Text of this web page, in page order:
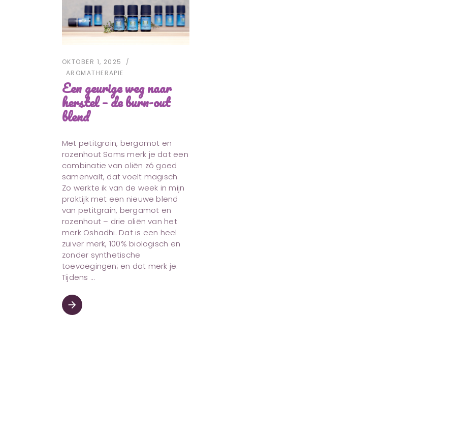
OKTOBER 1, 2025
AROMATHERAPIE
Een geurige weg naar
herstel – de burn-out
blend
Met petitgrain, bergamot en
rozenhout Soms merk je dat een
combinatie van oliën zó goed
samenvalt, dat voelt magisch.
Zo werkte ik van de week in mijn
praktijk met een nieuwe blend
van petitgrain, bergamot en
rozenhout – drie oliën van het
merk Oshadhi. Dat is een heel
zuiver merk, 100% biologisch en
zonder synthetische
toevoegingen; en dat merk je.
Tijdens
arrow_forward